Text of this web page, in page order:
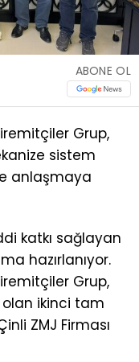
ABONE OL
Grup,
sistem
anlaşmaya
katkı sağlayan
hazırlanıyor.
Grup,
olan ikinci tam
ZMJ Firması